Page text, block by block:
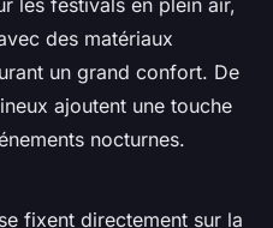
les festivals en plein air,
des matériaux
un grand confort. De
ajoutent une touche
nocturnes.
se fixent directement sur la